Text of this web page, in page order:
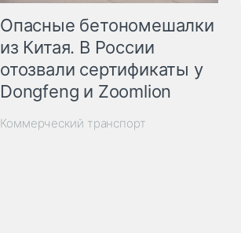
Опасные бетономешалки
из Китая. В России
отозвали сертификаты у
Dongfeng и Zoomlion
Коммерческий транспорт